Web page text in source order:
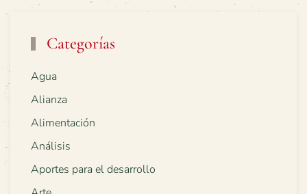
Categorías
Agua
Alianza
Alimentación
Análisis
Aportes para el desarrollo